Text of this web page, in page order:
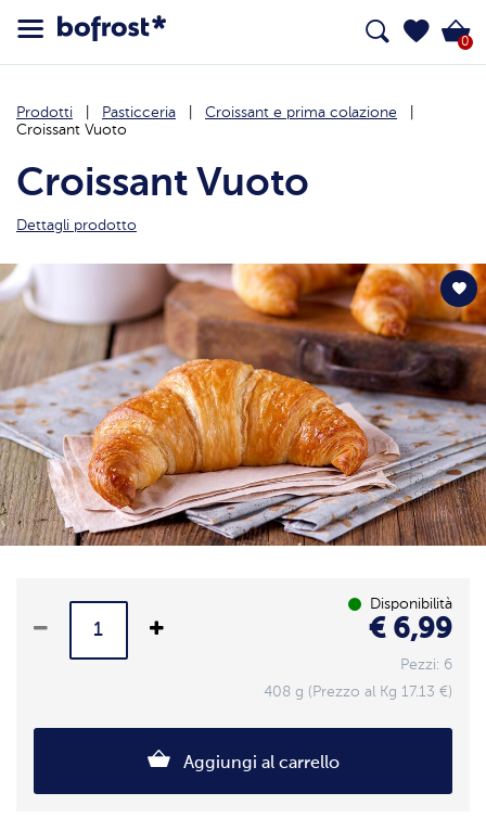
0
Prodotti Pasticceria
Croissant e prima colazione
Croissant Vuoto
Croissant Vuoto
Dettagli prodotto
Disponibilità
€ 6,99
Pezzi: 6
408 g (Prezzo al Kg 17.13 €)
Aggiungi al carrello